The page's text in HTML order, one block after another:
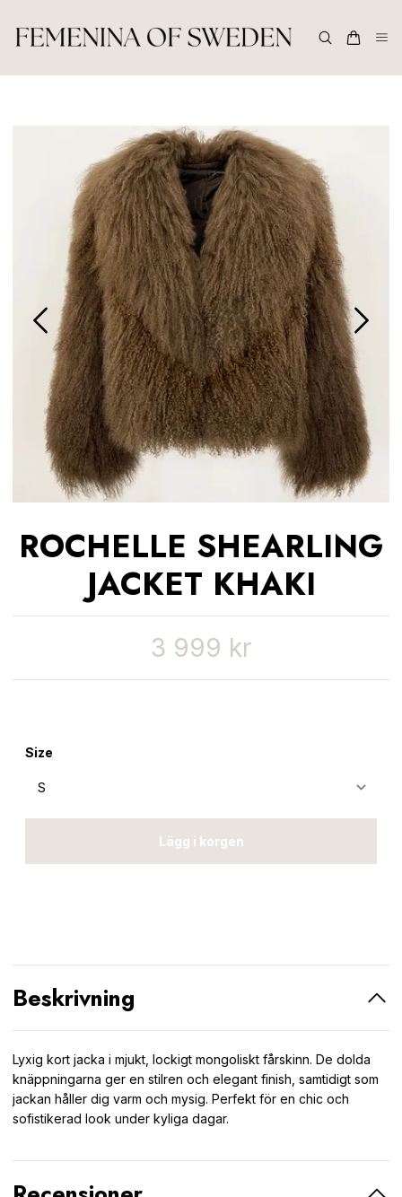
ROCHELLE SHEARLING
JACKET KHAKI
3 999 kr
Size
Lägg i korgen
Beskrivning
Lyxig kort jacka i mjukt, lockigt mongoliskt fårskinn. De dolda
knäppningarna ger en stilren och elegant finish, samtidigt som
jackan håller dig varm och mysig. Perfekt för en chic och
sofistikerad look under kyliga dagar.